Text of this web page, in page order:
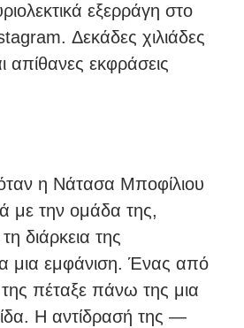
εξερράγη στο
Δεκάδες χιλιάδες
απίθανες εκφράσεις
η Νάτασα Μποφίλιου
με την ομάδα της,
διάρκεια της
μια εμφάνιση. Ένας από
πέταξε πάνω της μια
Η αντίδρασή της —